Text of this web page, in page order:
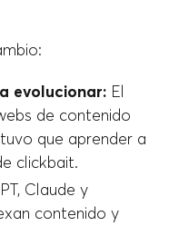
evolucionar: El
de contenido
que aprender a
clickbait.
Claude y
contenido y